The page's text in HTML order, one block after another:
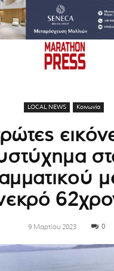
LOCAL NEWS Κοινωνία
9 Μαρτίου 2023 0